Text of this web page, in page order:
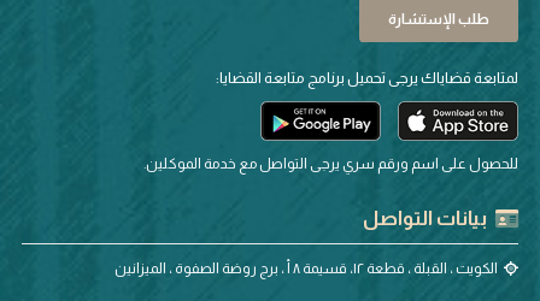
طلب الإستشارة
لمتابعة قضاياك يرجى تحميل برنامج متابعة القضايا:
للحصول على اسم ورقم سري يرجى التواصل مع خدمة الموكلين.
بيانات التواصل
الكويت ، القبلة ، قطعة ١٢، قسيمة ٨ أ ، برج روضة الصفوة ، الميزانين